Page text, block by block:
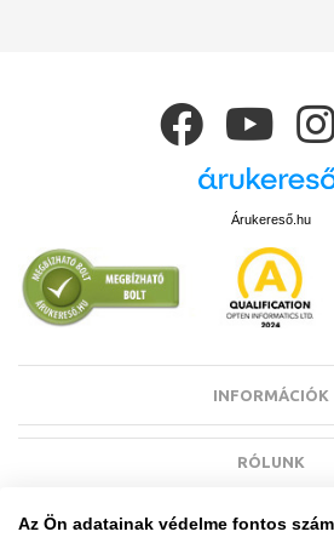
Árukereső.hu
INFORMÁCIÓK
RÓLUNK
EGYÉB
Az Ön adatainak védelme fontos